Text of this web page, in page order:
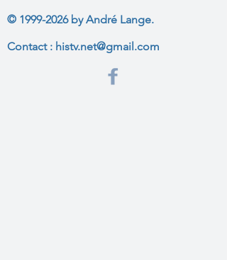
© 1999-2026by André Lange.
Contact : histv.net@gmail.com